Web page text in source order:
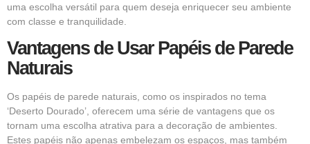
uma escolha versátil para quem deseja enriquecer seu ambiente
com classe e tranquilidade.
Vantagens de Usar Papéis de Parede
Naturais
Os papéis de parede naturais, como os inspirados no tema
‘Deserto Dourado’, oferecem uma série de vantagens que os
tornam uma escolha atrativa para a decoração de ambientes.
Estes papéis não apenas embelezam os espaços, mas também